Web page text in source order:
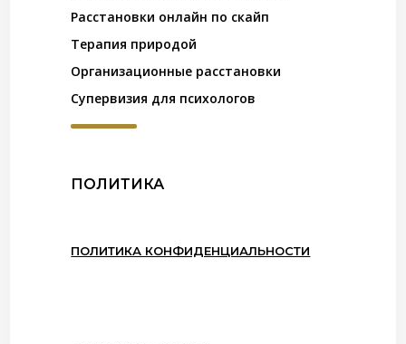
Расстановки онлайн по скайп
Терапия природой
Организационные расстановки
Супервизия для психологов
ПОЛИТИКА
ПОЛИТИКА КОНФИДЕНЦИАЛЬНОСТИ